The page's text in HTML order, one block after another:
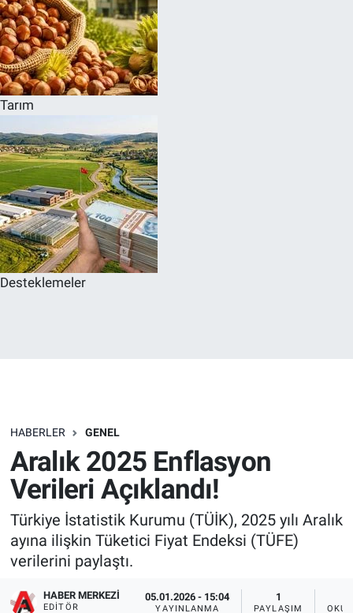
Tarım
Desteklemeler
HABERLER GENEL
Aralık 2025 Enflasyon
Verileri Açıklandı!
Türkiye İstatistik Kurumu (TÜİK), 2025 yılı Aralık
ayına ilişkin Tüketici Fiyat Endeksi (TÜFE)
verilerini paylaştı.
HABER MERKEZI
EDITÖR
05.01.2026 - 15:04
YAYINLANMA
1
PAYLAŞIM